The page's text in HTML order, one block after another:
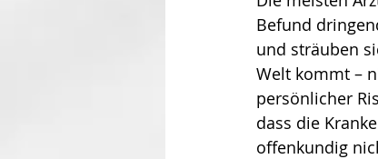
Befund
und sträuben
Welt kommt –
persönlicher
dass die
offenkundig